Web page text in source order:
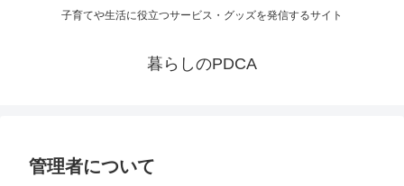
子育てや生活に役立つサービス・グッズを発信するサイト
暮らしのPDCA
管理者について